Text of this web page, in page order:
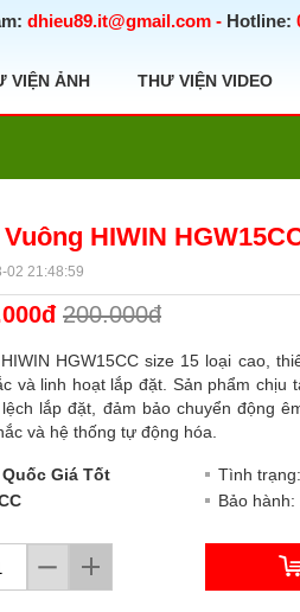
dhieu89.it@gmail.com - Hotline:
VIỆN ẢNH THƯ VIỆN VIDEO
HIWIN
02 21:48:59
200.000đ
HGW15CC size 15 loại cao,
và linh hoạt lắp đặt. Sản phẩm chịu
lắp đặt, đảm bảo chuyển động
và hệ thống tự động hóa.
Giá Tốt Tình trạng:
Bảo hành: